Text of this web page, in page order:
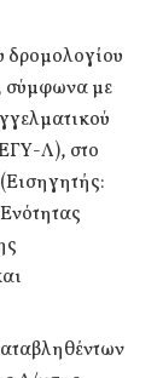
δρομολογίου
σύμφωνα με
Λ), στο